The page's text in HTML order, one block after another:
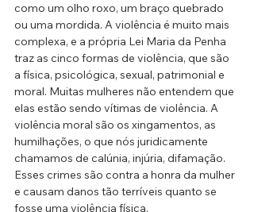
como um olho roxo, um braço quebrado
ou uma mordida. A violência é muito mais
complexa, e a própria Lei Maria da Penha
traz as cinco formas de violência, que são
a física, psicológica, sexual, patrimonial e
moral. Muitas mulheres não entendem que
elas estão sendo vítimas de violência. A
violência moral são os xingamentos, as
humilhações, o que nós juridicamente
chamamos de calúnia, injúria, difamação.
Esses crimes são contra a honra da mulher
e causam danos tão terríveis quanto se
fosse uma violência física.